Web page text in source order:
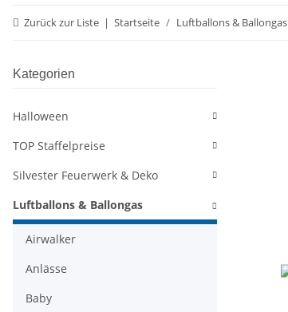
Zurück zur Liste Startseite Luftballons & Ballongas
Kategorien
Halloween
TOP Staffelpreise
Silvester Feuerwerk & Deko
Luftballons & Ballongas
Airwalker
Anlässe
Baby